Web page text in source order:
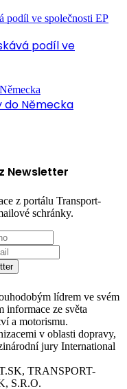
podíl ve
do Německa
Newsletter
z portálu Transport-
schránky.
lídrem ve svém
informace ze světa
a motorismu.
v oblasti dopravy,
jury International
TRANSPORT-
S.R.O.